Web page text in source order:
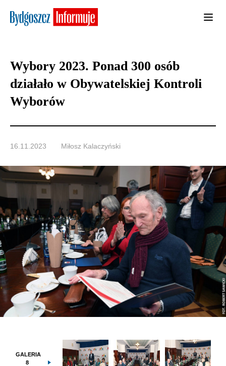
Wybory 2023. Ponad 300 osób
działało w Obywatelskiej Kontroli
Wyborów
16.11.2023 Miłosz Kalaczyński
GALERIA
8